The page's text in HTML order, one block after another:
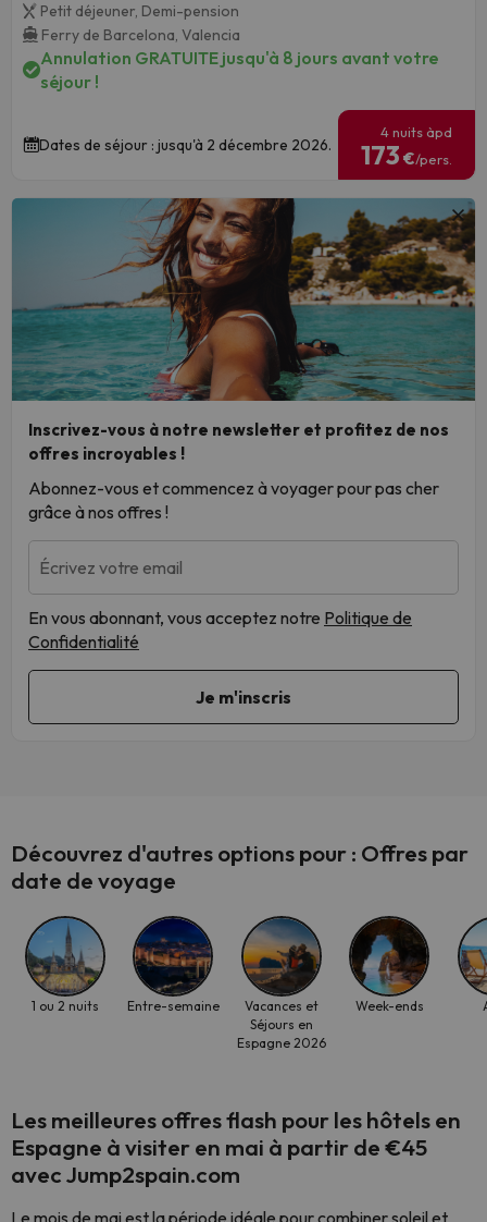
Petit déjeuner, Demi-pension
Ferry de Barcelona, Valencia
Annulation GRATUITE jusqu'à 8 jours avant votre
séjour !
Dates de séjour : jusqu'à 2 décembre 2026.
4 nuits àpd
173 €/pers.
Inscrivez-vous à notre newsletter et profitez de nos
offres incroyables !
Abonnez-vous et commencez à voyager pour pas cher
grâce à nos offres !
Écrivez votre email
En vous abonnant, vous acceptez notre Politique de
Confidentialité
Découvrez d'autres options pour : Offres par
date de voyage
1 ou 2 nuits Entre-semaine
Vacances et
Séjours en
Espagne 2026
Week-ends
Les meilleures offres flash pour les hôtels en
Espagne à visiter en mai à partir de €45
avec Jump2spain.com